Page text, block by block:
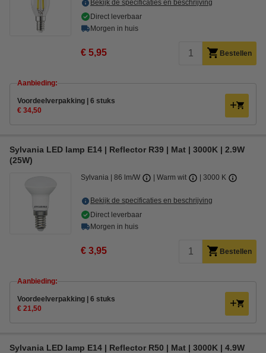
Bekijk de specificaties en beschrijving
Direct leverbaar
Morgen in huis
€ 5,95 Bestellen
Aanbieding:
Voordeelverpakking | 6 stuks
€ 34,50
Sylvania LED lamp E14 | Reflector R39 | Mat | 3000K | 2.9W
(25W)
Sylvania 86 lm/W Warm wit 3000 K
Bekijk de specificaties en beschrijving
Direct leverbaar
Morgen in huis
€ 3,95 Bestellen
Aanbieding:
Voordeelverpakking | 6 stuks
€ 21,50
Sylvania LED lamp E14 | Reflector R50 | Mat | 3000K | 4.9W